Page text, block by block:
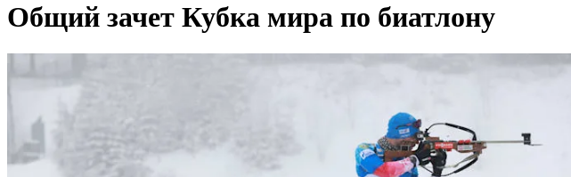
Общий зачет Кубка мира по биатлону